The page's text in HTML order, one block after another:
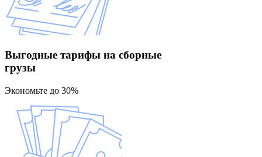
Выгодные тарифы на сборные
грузы
Экономьте до 30%